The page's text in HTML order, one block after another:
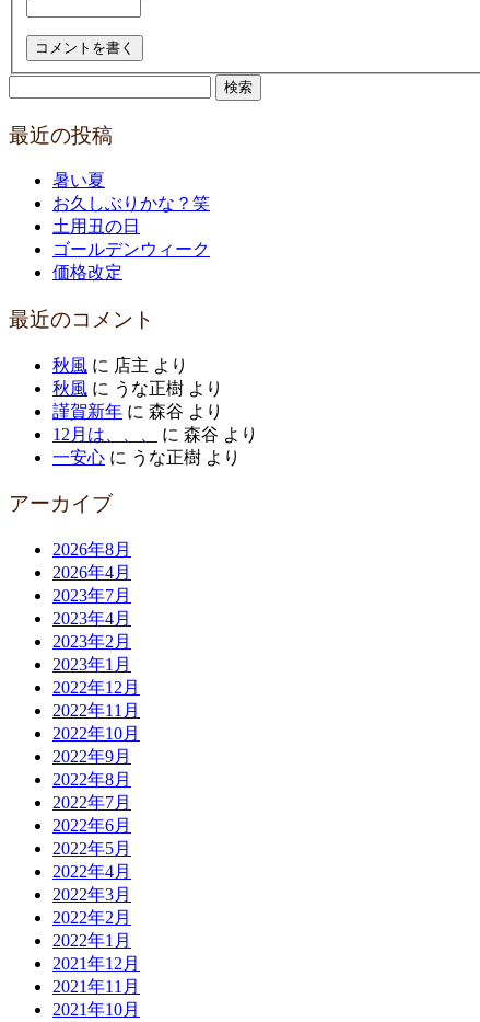
最近の投稿
暑い夏
お久しぶりかな？笑
土用丑の日
ゴールデンウィーク
価格改定
最近のコメント
秋風 に 店主 より
秋風 に うな正樹 より
謹賀新年 に 森谷 より
12月は、、、
に 森谷 より
一安心 に うな正樹 より
アーカイブ
2026年8月
2026年4月
2023年7月
2023年4月
2023年2月
2023年1月
2022年12月
2022年11月
2022年10月
2022年9月
2022年8月
2022年7月
2022年6月
2022年5月
2022年4月
2022年3月
2022年2月
2022年1月
2021年12月
2021年11月
2021年10月